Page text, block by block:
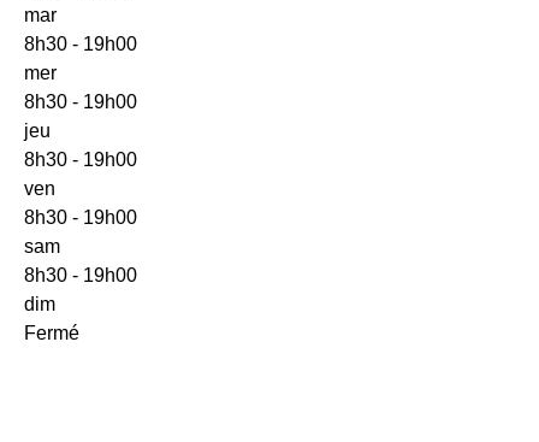
mar
8h30 - 19h00
mer
8h30 - 19h00
jeu
8h30 - 19h00
ven
8h30 - 19h00
sam
8h30 - 19h00
dim
Fermé